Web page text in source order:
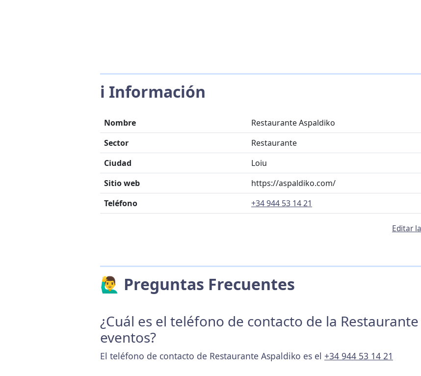
ℹ️ Información
Nombre
Restaurante Aspaldiko
Sector
Restaurante
Ciudad
Loiu
Sitio web
https://aspaldiko.com/
Teléfono
+34 944 53 14 21
Editar
🙋‍♂️ Preguntas Frecuentes
¿Cuál es el teléfono de contacto de la
eventos?
El teléfono de contacto de Restaurante Aspaldiko es el +34 944 53 14 21